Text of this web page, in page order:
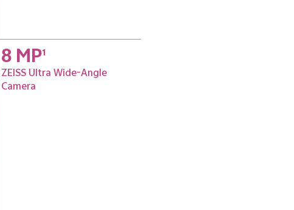
8 MP1
ZEISS Ultra Wide-Angle
Camera